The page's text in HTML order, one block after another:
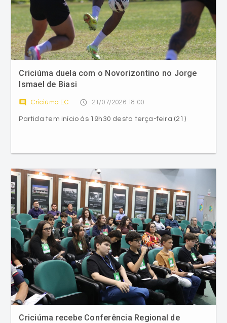
Criciúma duela com o Novorizontino no Jorge
Ismael de Biasi
comment Criciúma EC access_time 21/07/2026 18:00
Partida tem início às 19h30 desta terça-feira (21)
Criciúma recebe Conferência Regional de